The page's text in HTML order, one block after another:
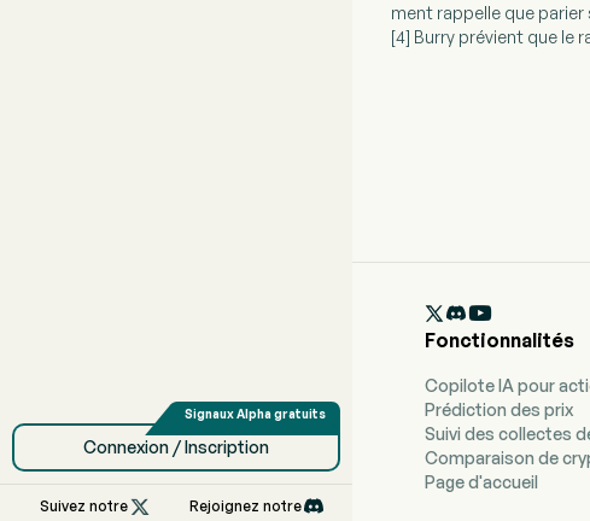
Connexion / Inscription
Suivez notre Rejoignez notre
ment rappelle que
[4] Burry prévient que le

Fonctionnalités
Copilote IA pour
Prédiction des prix
Suivi des collectes
Comparaison de
Page d'accueil